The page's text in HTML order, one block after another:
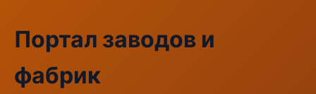
Портал заводов и
фабрик